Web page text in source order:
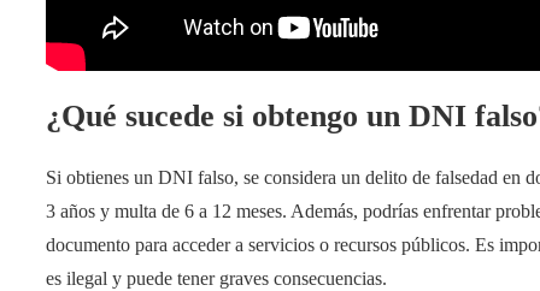
¿Qué sucede si obtengo un DNI
Si obtienes un DNI falso, se considera un delito de falsedad en
3 años y multa de 6 a 12 meses. Además, podrías enfrentar
documento para acceder a servicios o recursos públicos. Es
es ilegal y puede tener graves consecuencias.